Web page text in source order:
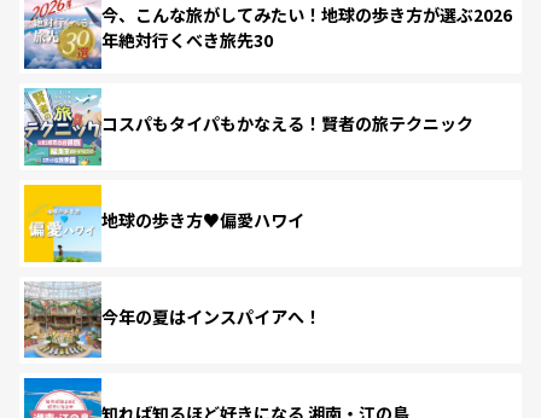
今、こんな旅がしてみたい！地球の歩き方が選ぶ2026
年絶対行くべき旅先30
コスパもタイパもかなえる！賢者の旅テクニック
地球の歩き方♥偏愛ハワイ
今年の夏はインスパイアへ！